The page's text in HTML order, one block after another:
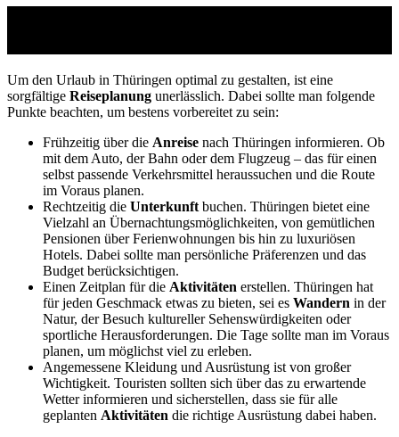
Um den Urlaub in Thüringen optimal zu gestalten, ist eine
sorgfältige Reiseplanung unerlässlich. Dabei sollte man folgende
Punkte beachten, um bestens vorbereitet zu sein:
Frühzeitig über die Anreise nach Thüringen informieren. Ob
mit dem Auto, der Bahn oder dem Flugzeug – das für einen
selbst passende Verkehrsmittel heraussuchen und die Route
im Voraus planen.
Rechtzeitig die Unterkunft buchen. Thüringen bietet eine
Vielzahl an Übernachtungsmöglichkeiten, von gemütlichen
Pensionen über Ferienwohnungen bis hin zu luxuriösen
Hotels. Dabei sollte man persönliche Präferenzen und das
Budget berücksichtigen.
Einen Zeitplan für die Aktivitäten erstellen. Thüringen hat
für jeden Geschmack etwas zu bieten, sei es Wandern in der
Natur, der Besuch kultureller Sehenswürdigkeiten oder
sportliche Herausforderungen. Die Tage sollte man im Voraus
planen, um möglichst viel zu erleben.
Angemessene Kleidung und Ausrüstung ist von großer
Wichtigkeit. Touristen sollten sich über das zu erwartende
Wetter informieren und sicherstellen, dass sie für alle
geplanten Aktivitäten die richtige Ausrüstung dabei haben.